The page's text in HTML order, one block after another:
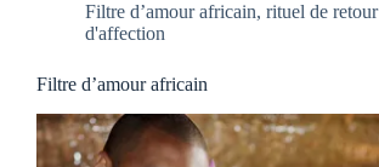
Filtre d’amour africain, rituel de retour
d'affection
Filtre d’amour africain